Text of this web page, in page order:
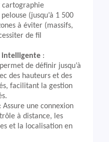
cartographie
(jusqu’à 1 500
à éviter (massifs,
de fil
intelligente :
de définir jusqu’à
des hauteurs et des
facilitant la gestion
: Assure une connexion
à distance, les
et la localisation en